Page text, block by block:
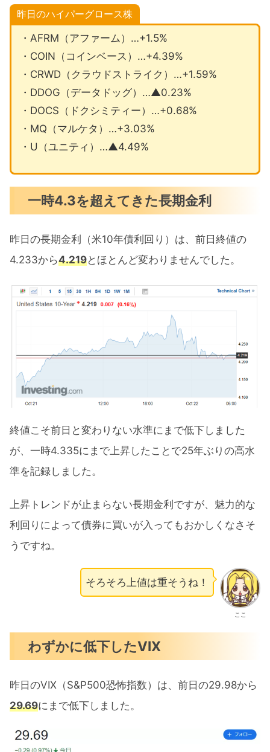
昨日のハイパーグロース株
・AFRM（アファーム）…+1.5%
・COIN（コインベース）…+4.39%
・CRWD（クラウドストライク）…+1.59%
・DDOG（データドッグ）…▲0.23%
・DOCS（ドクシミティー）…+0.68%
・MQ（マルケタ）…+3.03%
・U（ユニティ）…▲4.49%
一時4.3を超えてきた長期金利
昨日の長期金利（米10年債利回り）は、前日終値の
4.233から4.219とほとんど変わりませんでした。
終値こそ前日と変わりない水準にまで低下しました
が、一時4.335にまで上昇したことで25年ぶりの高水
準を記録しました。
上昇トレンドが止まらない長期金利ですが、魅力的な
利回りによって債券に買いが入ってもおかしくなさそ
うですね。
ここ
そろそろ上値は重そうね！
わずかに低下したVIX
昨日のVIX（S&P500恐怖指数）は、前日の29.98から
29.69にまで低下しました。